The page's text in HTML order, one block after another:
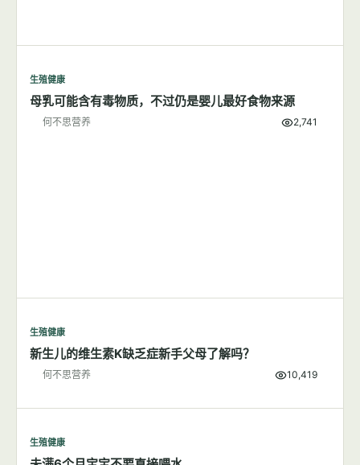
生殖健康
母乳可能含有毒物质，不过仍是婴儿最好食物来源
何不思营养 2,741
生殖健康
新生儿的维生素K缺乏症新手父母了解吗？
何不思营养 10,419
生殖健康